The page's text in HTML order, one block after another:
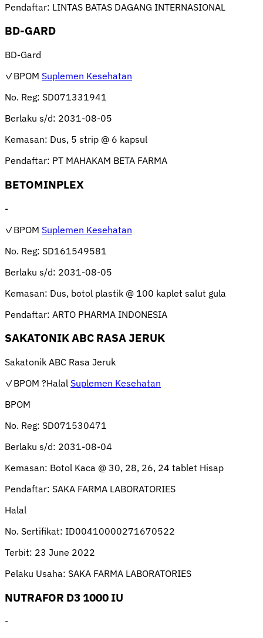
Pendaftar: LINTAS BATAS DAGANG INTERNASIONAL
BD-GARD
BD-Gard
✓BPOM Suplemen Kesehatan
No. Reg: SD071331941
Berlaku s/d: 2031-08-05
Kemasan: Dus, 5 strip @ 6 kapsul
Pendaftar: PT MAHAKAM BETA FARMA
BETOMINPLEX
-
✓BPOM Suplemen Kesehatan
No. Reg: SD161549581
Berlaku s/d: 2031-08-05
Kemasan: Dus, botol plastik @ 100 kaplet salut gula
Pendaftar: ARTO PHARMA INDONESIA
SAKATONIK ABC RASA JERUK
Sakatonik ABC Rasa Jeruk
✓BPOM ?Halal Suplemen Kesehatan
BPOM
No. Reg: SD071530471
Berlaku s/d: 2031-08-04
Kemasan: Botol Kaca @ 30, 28, 26, 24 tablet Hisap
Pendaftar: SAKA FARMA LABORATORIES
Halal
No. Sertifikat: ID00410000271670522
Terbit: 23 June 2022
Pelaku Usaha: SAKA FARMA LABORATORIES
NUTRAFOR D3 1000 IU
-